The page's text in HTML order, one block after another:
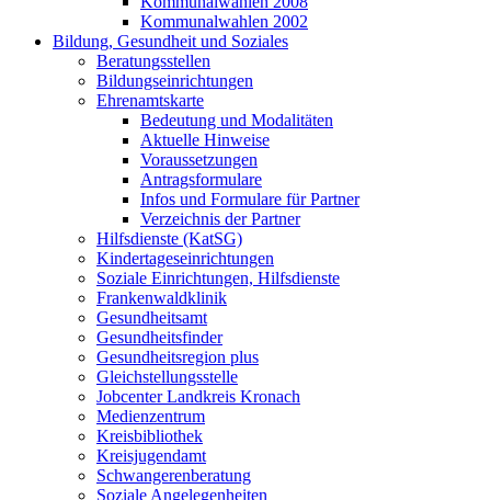
Kommunalwahlen 2002
Bildung, Gesundheit und Soziales
Beratungsstellen
Bildungseinrichtungen
Ehrenamtskarte
Bedeutung und Modalitäten
Aktuelle Hinweise
Voraussetzungen
Antragsformulare
Infos und Formulare für Partner
Verzeichnis der Partner
Hilfsdienste (KatSG)
Kindertageseinrichtungen
Soziale Einrichtungen, Hilfsdienste
Frankenwaldklinik
Gesundheitsamt
Gesundheitsfinder
Gesundheitsregion plus
Gleichstellungsstelle
Jobcenter Landkreis Kronach
Medienzentrum
Kreisbibliothek
Kreisjugendamt
Schwangerenberatung
Soziale Angelegenheiten